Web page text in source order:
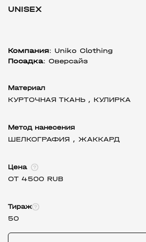
UNISEX
Компания: Uniko Clothing
Посадка: Оверсайз
Материал
КУРТОЧНАЯ ТКАНЬ , КУЛИРКА
Метод нанесения
ШЕЛКОГРАФИЯ , ЖАККАРД
Цена
ОТ 4500 RUB
Тираж
50